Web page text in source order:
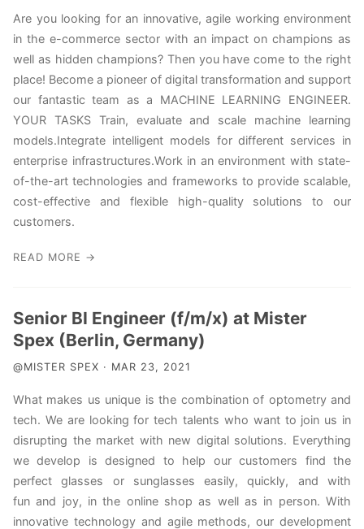
Are you looking for an innovative, agile working environment
in the e-commerce sector with an impact on champions as
well as hidden champions? Then you have come to the right
place! Become a pioneer of digital transformation and support
our fantastic team as a MACHINE LEARNING ENGINEER.
YOUR TASKS Train, evaluate and scale machine learning
models.Integrate intelligent models for different services in
enterprise infrastructures.Work in an environment with state-
of-the-art technologies and frameworks to provide scalable,
cost-effective and flexible high-quality solutions to our
customers.
READ MORE →
Senior BI Engineer (f/m/x) at Mister
Spex (Berlin, Germany)
@MISTER SPEX · MAR 23, 2021
What makes us unique is the combination of optometry and
tech. We are looking for tech talents who want to join us in
disrupting the market with new digital solutions. Everything
we develop is designed to help our customers find the
perfect glasses or sunglasses easily, quickly, and with
fun and joy, in the online shop as well as in person. With
innovative technology and agile methods, our development